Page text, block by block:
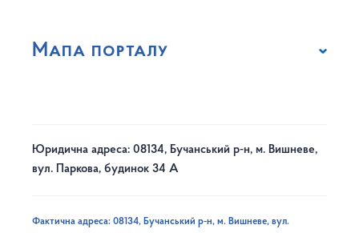
Мапа порталу
Юридична адреса: 08134, Бучанський р-н, м. Вишневе,
вул. Паркова, будинок 34 А
Фактична адреса: 08134, Бучанський р-н, м. Вишневе, вул.